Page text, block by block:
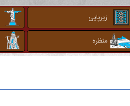
زیرپایی
منظره